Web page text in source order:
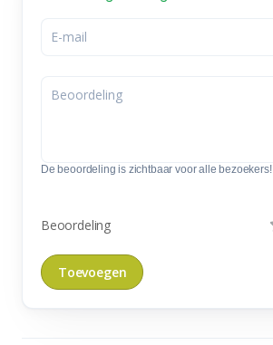
De beoordeling is zichtbaar voor alle bezoekers!
Beoordeling